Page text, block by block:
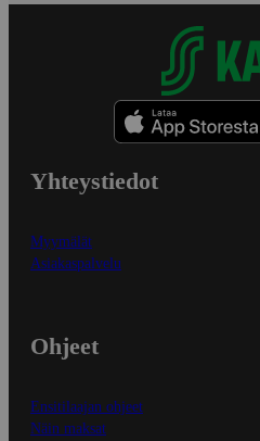
Yhteystiedot
Myymälät
Asiakaspalvelu
Ohjeet
Ensitilaajan ohjeet
Näin maksat